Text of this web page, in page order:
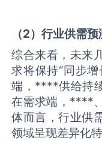
（2）行业供需预
综合来看，未来
求将保持“同步
端，****供给持
在需求端，****
体而言，行业供
领域呈现差异化